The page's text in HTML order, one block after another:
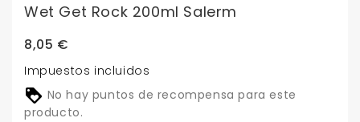
Wet Get Rock 200ml Salerm
8,05 €
Impuestos incluidos
No hay puntos de recompensa para este
producto.